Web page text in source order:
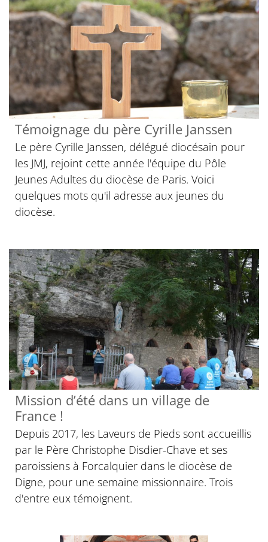
Témoignage du père Cyrille Janssen
Le père Cyrille Janssen, délégué diocésain pour
les JMJ, rejoint cette année l'équipe du Pôle
Jeunes Adultes du diocèse de Paris. Voici
quelques mots qu'il adresse aux jeunes du
diocèse.
Mission d’été dans un village de
France !
Depuis 2017, les Laveurs de Pieds sont accueillis
par le Père Christophe Disdier-Chave et ses
paroissiens à Forcalquier dans le diocèse de
Digne, pour une semaine missionnaire. Trois
d'entre eux témoignent.